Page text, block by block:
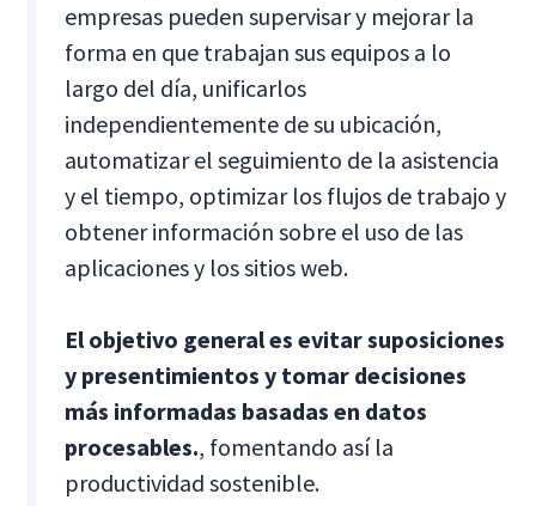
empresas pueden supervisar y mejorar la
forma en que trabajan sus equipos a lo
largo del día, unificarlos
independientemente de su ubicación,
automatizar el seguimiento de la asistencia
y el tiempo, optimizar los flujos de trabajo y
obtener información sobre el uso de las
aplicaciones y los sitios web.
El objetivo general es evitar suposiciones
y presentimientos y tomar decisiones
más informadas basadas en datos
procesables., fomentando así la
productividad sostenible.